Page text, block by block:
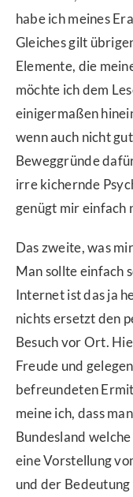
habe ich meines
Gleiches gilt
Elemente, die
möchte ich dem
einigermaßen
wenn auch nicht
Beweggründe
irre kichernde
genügt mir einfach
Das zweite, was
Man sollte einfach
Internet ist das ja
nichts ersetzt den
Besuch vor Ort.
Freude und
befreundeten
meine ich, dass
Bundesland
eine Vorstellung
und der